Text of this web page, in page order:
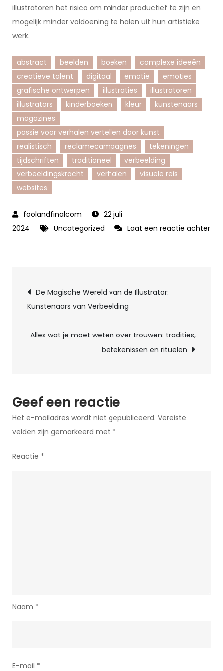
illustratoren het risico om minder productief te zijn en
mogelijk minder voldoening te halen uit hun artistieke
werk.
abstract beelden boeken
complexe ideeën
creatieve talent
digitaal emotie
emoties
grafische ontwerpen
illustraties
illustratoren
illustrators
kinderboeken kleur
kunstenaars
magazines
passie voor verhalen vertellen door kunst
realistisch
reclamecampagnes
tekeningen
tijdschriften
traditioneel
verbeelding
verbeeldingskracht
verhalen
visuele reis
websites
22 juli
2024
Uncategorized
Laat een reactie achter
Illustrators:
Brengen
Berichtnavigatie
De Magische Wereld van de Illustrator:
Kunstenaars van Verbeelding
Alles wat je moet weten over trouwen: tradities,
betekenissen en rituelen
Geef een reactie
Het e-mailadres wordt niet gepubliceerd. Vereiste
velden zijn gemarkeerd met *
Reactie *
Naam *
E-mail *